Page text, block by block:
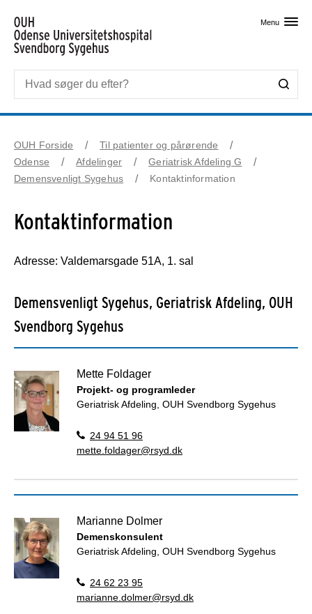
Menu
OUH Forside
Til patienter og pårørende
Odense
Afdelinger
Geriatrisk Afdeling G
Demensvenligt Sygehus
Kontaktinformation
Kontaktinformation
Adresse: Valdemarsgade 51A, 1. sal
Demensvenligt Sygehus, Geriatrisk Afdeling, OUH
Svendborg Sygehus
Mette Foldager
Projekt- og programleder
Geriatrisk Afdeling, OUH Svendborg Sygehus
24 94 51 96
mette.foldager@rsyd.dk
Marianne Dolmer
Demenskonsulent
Geriatrisk Afdeling, OUH Svendborg Sygehus
24 62 23 95
marianne.dolmer@rsyd.dk